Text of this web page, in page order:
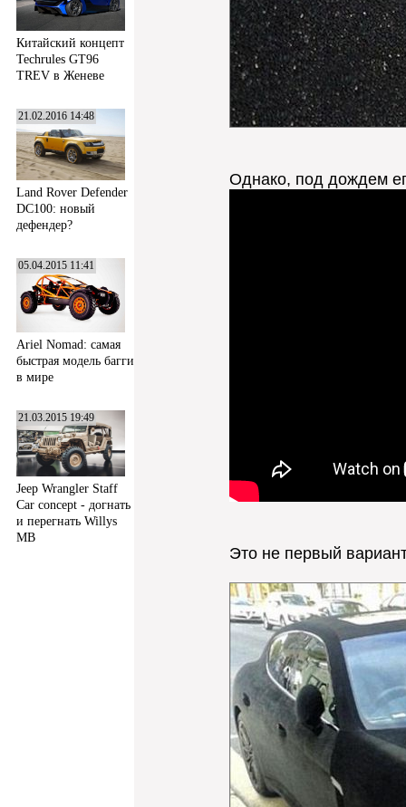
Китайский концепт
Techrules GT96
TREV в Женеве
21.02.2016 14:48
Land Rover Defender
DC100: новый
дефендер?
05.04.2015 11:41
Ariel Nomad: самая
быстрая модель багги
в мире
21.03.2015 19:49
Jeep Wrangler Staff
Car concept - догнать
и перегнать Willys
MB
Однако, под дождем
Это не первый